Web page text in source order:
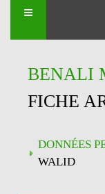
BENALI
FICHE
DONNÉES
WALID